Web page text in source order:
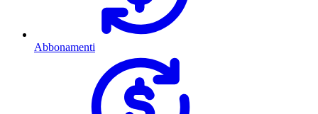
Abbonamenti